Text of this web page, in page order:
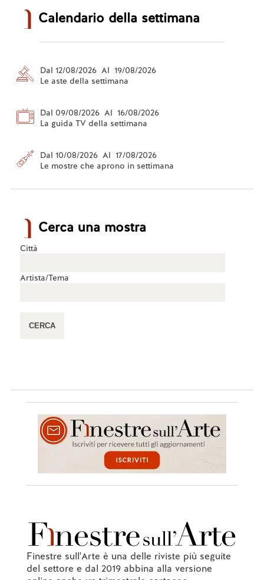
Calendario della settimana
Dal 12/08/2026 Al 19/08/2026
Le aste della settimana
Dal 09/08/2026 Al 16/08/2026
La guida TV della settimana
Dal 10/08/2026 Al 17/08/2026
Le mostre che aprono in settimana
Cerca una mostra
Città
Artista/Tema
Finestre sull'Arte è una delle riviste più seguite
del settore e dal 2019 abbina alla versione